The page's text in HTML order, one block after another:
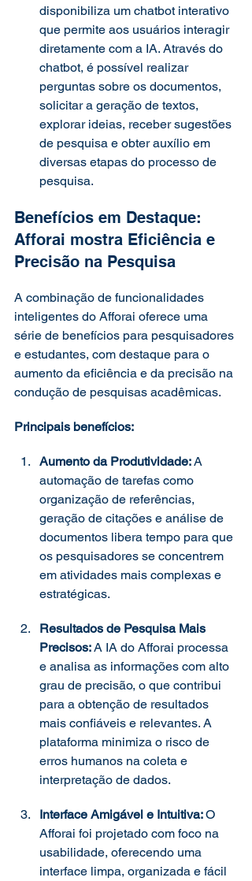
disponibiliza um chatbot interativo
que permite aos usuários interagir
diretamente com a IA. Através do
chatbot, é possível realizar
perguntas sobre os documentos,
solicitar a geração de textos,
explorar ideias, receber sugestões
de pesquisa e obter auxílio em
diversas etapas do processo de
pesquisa.
Benefícios em Destaque:
Afforai mostra Eficiência e
Precisão na Pesquisa
A combinação de funcionalidades
inteligentes do Afforai oferece uma
série de benefícios para pesquisadores
e estudantes, com destaque para o
aumento da eficiência e da precisão na
condução de pesquisas acadêmicas.
Principais benefícios:
Aumento da Produtividade: A
automação de tarefas como
organização de referências,
geração de citações e análise de
documentos libera tempo para que
os pesquisadores se concentrem
em atividades mais complexas e
estratégicas.
Resultados de Pesquisa Mais
Precisos: A IA do Afforai processa
e analisa as informações com alto
grau de precisão, o que contribui
para a obtenção de resultados
mais confiáveis e relevantes. A
plataforma minimiza o risco de
erros humanos na coleta e
interpretação de dados.
Interface Amigável e Intuitiva: O
Afforai foi projetado com foco na
usabilidade, oferecendo uma
interface limpa, organizada e fácil